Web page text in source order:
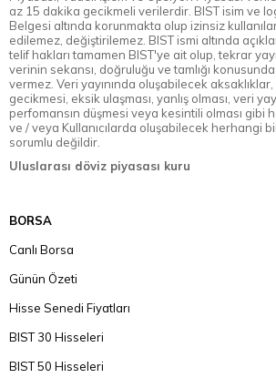
az 15 dakika gecikmeli verilerdir. BIST isim ve
Belgesi altında korunmakta olup izinsiz
edilemez, değiştirilemez. BIST ismi altında
telif hakları tamamen BIST'ye ait olup, tekrar
verinin sekansı, doğruluğu ve tamlığı
vermez. Veri yayınında oluşabilecek
gecikmesi, eksik ulaşması, yanlış olması, veri
perfomansın düşmesi veya kesintili olması gibi
ve / veya Kullanıcılarda oluşabilecek herhangi
sorumlu değildir.
Uluslarası döviz piyasası kuru
BORSA
Canlı Borsa
Günün Özeti
Hisse Senedi Fiyatları
BIST 30 Hisseleri
BIST 50 Hisseleri